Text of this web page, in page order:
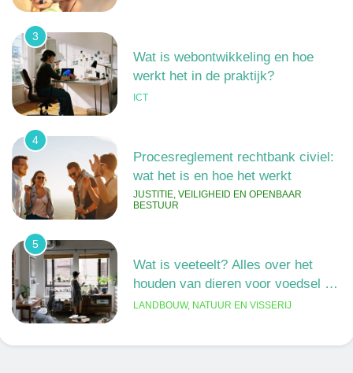
3
Wat is webontwikkeling en hoe
werkt het in de praktijk?
ICT
4
Procesreglement rechtbank civiel:
wat het is en hoe het werkt
JUSTITIE, VEILIGHEID EN OPENBAAR
BESTUUR
5
Wat is veeteelt? Alles over het
houden van dieren voor voedsel en
meer
LANDBOUW, NATUUR EN VISSERIJ
6